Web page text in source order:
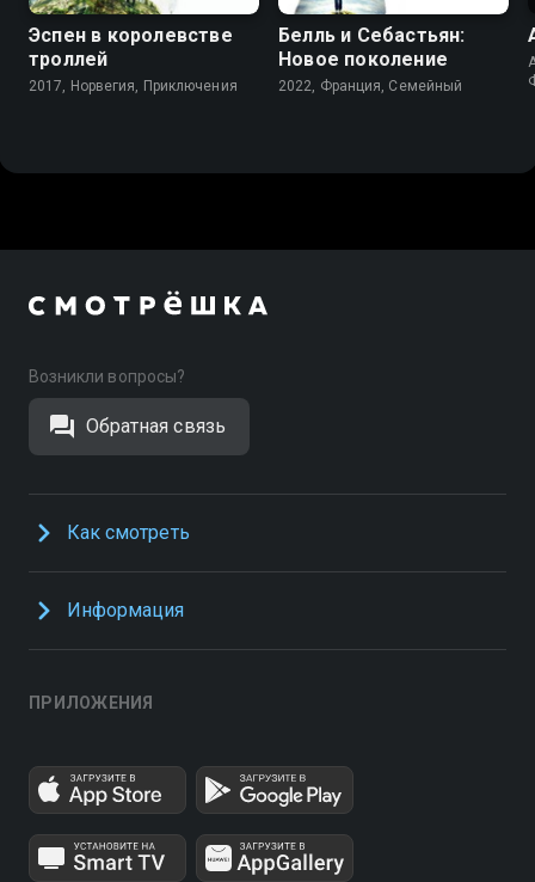
Эспен в королевстве
троллей
2017, Норвегия, Приключения
Белль и Себастьян:
Новое поколение
2022, Франция, Cемейный
Возникли вопросы?
Обратная связь
Как смотреть
Информация
ПРИЛОЖЕНИЯ